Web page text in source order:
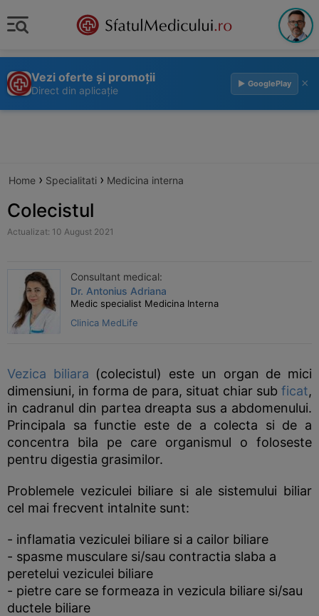
Vezi oferte și promoții
Direct din aplicație
▶ GooglePlay ×
Home › Specialitati › Medicina interna
Colecistul
Actualizat: 10 August 2021
Consultant medical:
Dr. Antonius Adriana
Medic specialist Medicina Interna
Clinica MedLife
Vezica biliara (colecistul) este un organ de mici
dimensiuni, in forma de para, situat chiar sub ficat,
in cadranul din partea dreapta sus a abdomenului.
Principala sa functie este de a colecta si de a
concentra bila pe care organismul o foloseste
pentru digestia grasimilor.
Problemele veziculei biliare si ale sistemului biliar
cel mai frecvent intalnite sunt:
- inflamatia veziculei biliare si a cailor biliare
- spasme musculare si/sau contractia slaba a
peretelui veziculei biliare
- pietre care se formeaza in vezicula biliare si/sau
ductele biliare